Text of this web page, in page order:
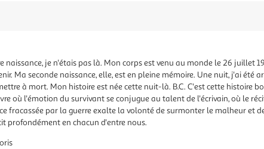
naissance, je n'étais pas là. Mon corps est venu au monde le 26 juillet
Ma seconde naissance, elle, est en pleine mémoire. Une nuit, j'ai
à mort. Mon histoire est née cette nuit-là. B.C. C'est cette histoire
où l'émotion du survivant se conjugue au talent de l'écrivain, où le
fracassée par la guerre exalte la volonté de surmonter le malheur et
profondément en chacun d'entre nous.